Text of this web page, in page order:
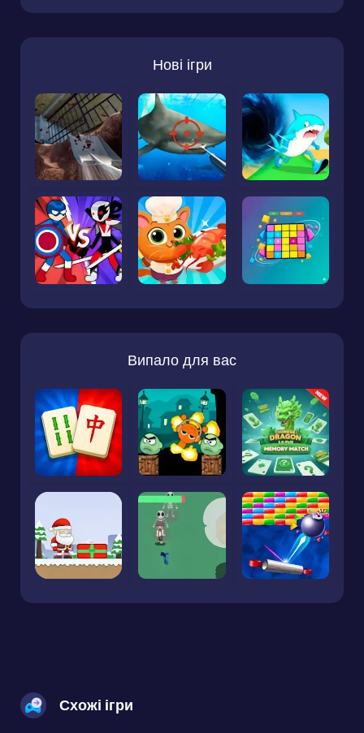
Нові ігри
Випало для вас
Схожі ігри